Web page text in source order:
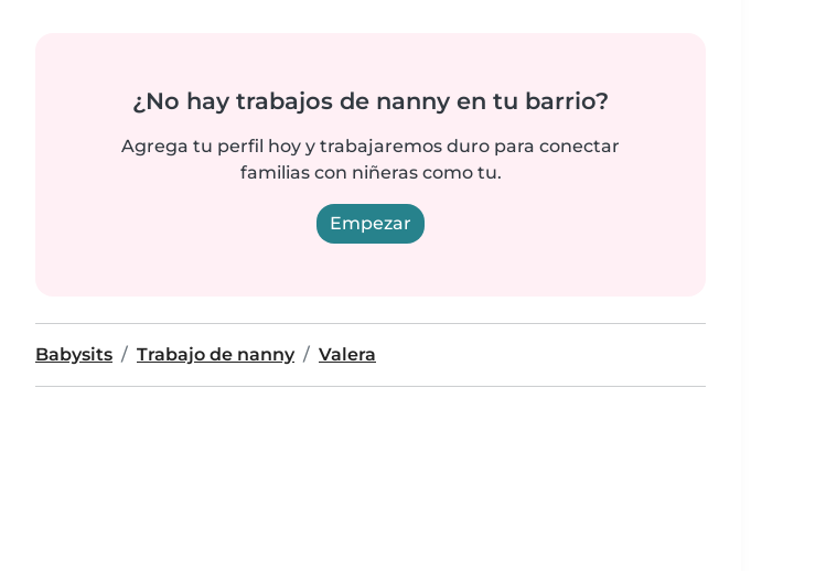
¿No hay trabajos de nanny en tu barrio?
Agrega tu perfil hoy y trabajaremos duro para conectar
familias con niñeras como tu.
Empezar
Babysits Trabajo de nanny Valera